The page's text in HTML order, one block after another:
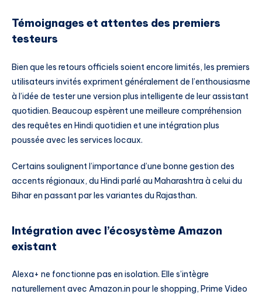
Témoignages et attentes des premiers
testeurs
Bien que les retours officiels soient encore limités, les premiers
utilisateurs invités expriment généralement de l’enthousiasme
à l’idée de tester une version plus intelligente de leur assistant
quotidien. Beaucoup espèrent une meilleure compréhension
des requêtes en Hindi quotidien et une intégration plus
poussée avec les services locaux.
Certains soulignent l’importance d’une bonne gestion des
accents régionaux, du Hindi parlé au Maharashtra à celui du
Bihar en passant par les variantes du Rajasthan.
Intégration avec l’écosystème Amazon
existant
Alexa+ ne fonctionne pas en isolation. Elle s’intègre
naturellement avec Amazon.in pour le shopping, Prime Video